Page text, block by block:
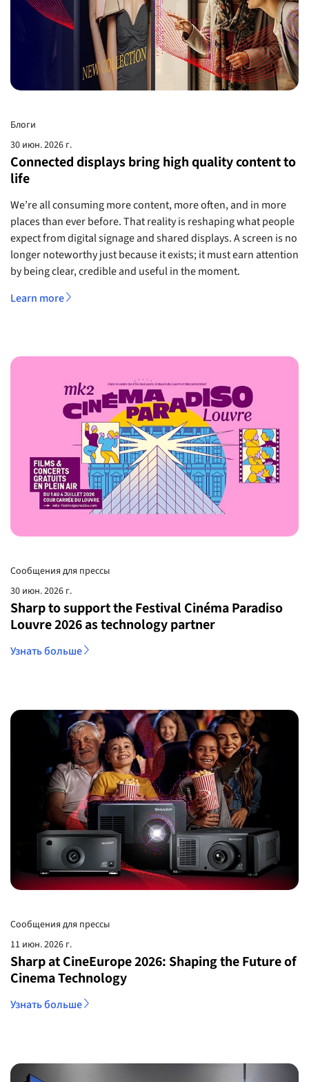
Блоги
30 июн. 2026 г.
Connected displays bring high quality content to
life
We’re all consuming more content, more often, and in more
places than ever before. That reality is reshaping what people
expect from digital signage and shared displays. A screen is no
longer noteworthy just because it exists; it must earn attention
by being clear, credible and useful in the moment.
Learn more
Сообщения для прессы
30 июн. 2026 г.
Sharp to support the Festival Cinéma Paradiso
Louvre 2026 as technology partner
Узнать больше
Сообщения для прессы
11 июн. 2026 г.
Sharp at CineEurope 2026: Shaping the Future of
Cinema Technology
Узнать больше